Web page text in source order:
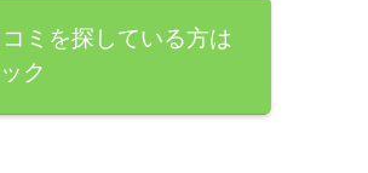
ミを探している方は
ク